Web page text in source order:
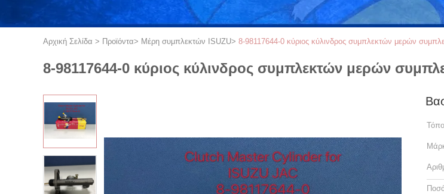
Αρχική Σελίδα > Προϊόντα> Μέρη συμπλεκτών ISUZU> 8-98117644-0 κύριος κύλινδρος συμπλεκτών μερών
8-98117644-0 κύριος κύλινδρος συμπλεκτών μερών